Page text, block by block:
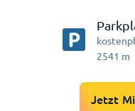
2541 m
Jetzt